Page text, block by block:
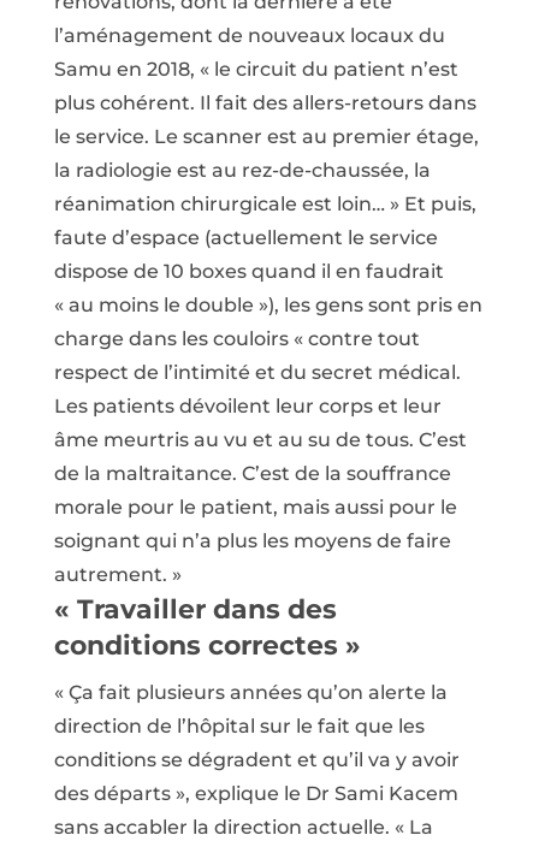
l’aménagement de nouveaux locaux du
Samu en 2018, « le circuit du patient n’est
plus cohérent. Il fait des allers-retours dans
le service. Le scanner est au premier étage,
la radiologie est au rez-de-chaussée, la
réanimation chirurgicale est loin… » Et puis,
faute d’espace (actuellement le service
dispose de 10 boxes quand il en faudrait
« au moins le double »), les gens sont pris en
charge dans les couloirs « contre tout
respect de l’intimité et du secret médical.
Les patients dévoilent leur corps et leur
âme meurtris au vu et au su de tous. C’est
de la maltraitance. C’est de la souffrance
morale pour le patient, mais aussi pour le
soignant qui n’a plus les moyens de faire
autrement. »
« Travailler dans des
conditions correctes »
« Ça fait plusieurs années qu’on alerte la
direction de l’hôpital sur le fait que les
conditions se dégradent et qu’il va y avoir
des départs », explique le Dr Sami Kacem
sans accabler la direction actuelle. « La